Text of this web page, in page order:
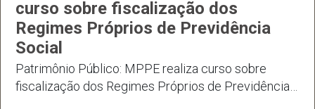
curso sobre fiscalização dos
Regimes Próprios de Previdência
Social
Patrimônio Público: MPPE realiza curso sobre
fiscalização dos Regimes Próprios de Previdência